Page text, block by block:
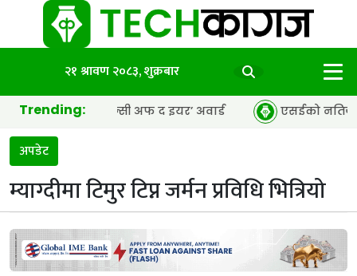
२१ श्रावण २०८३, शुक्रबार
Trending:
एजेन्सी अफ द इयर’ अवार्ड एसईको नतिजा
अपडेट
म्याग्दीमा टिमुर टिप्न जर्मन प्रविधि भित्रियो